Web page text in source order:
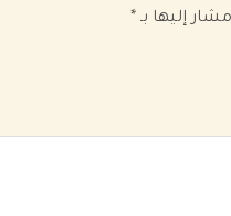
إليها بـ *